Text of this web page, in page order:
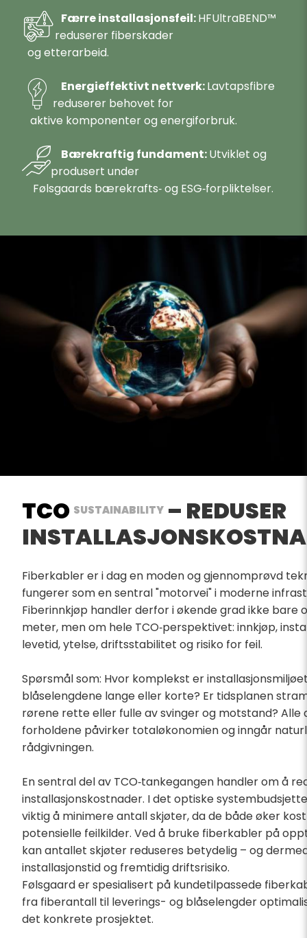
Færre installasjonsfeil:HFUltraBEND™
reduserer fiberskader
og etterarbeid.
Energieffektivt nettverk:Lavtapsfibre
reduserer behovet for
aktive komponenter og energiforbruk.
Bærekraftig fundament:Utviklet og
produsert under
Følsgaards bærekrafts‑ og ESG‑forpliktelser.
TCO SUSTAINABILITY – REDUSER
Fiberkabler er i dag en moden og gjennomprøvd
fungerer som en sentral "motorvei" i moderne
Fiberinnkjøp handler derfor i økende grad ikke bare
meter, men om hele TCO‑perspektivet: innkjøp,
levetid, ytelse, driftsstabilitet og risiko for feil.
Spørsmål som: Hvor komplekst er
blåselengdene lange eller korte? Er tidsplanen
rørene rette eller fulle av svinger og motstand? Alle
forholdene påvirker totaløkonomien og inngår
rådgivningen.
En sentral del av TCO‑tankegangen handler om å
installasjonskostnader. I det optiske
viktig å minimere antall skjøter, da de både øker
potensielle feilkilder. Ved å bruke fiberkabler på
kan antallet skjøter reduseres betydelig – og
installasjonstid og fremtidig driftsrisiko.
Følsgaard er spesialisert på kundetilpassede
fra fiberantall til leverings- og blåselengder
det konkrete prosjektet.